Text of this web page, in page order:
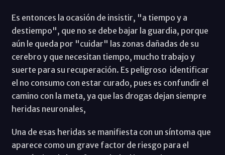
Es entonces la ocasión de insistir, "a tiempo y a
destiempo", que no se debe bajar la guardia, porque
aún le queda por "cuidar" las zonas dañadas de su
cerebro y que necesitan tiempo, mucho trabajo y
suerte para su recuperación. Es peligroso identificar
el no consumo con estar curado, pues es confundir el
camino con la meta, ya que las drogas dejan siempre
heridas neuronales,
Una de esas heridas se manifiesta con un síntoma que
aparece como un grave factor de riesgo para el